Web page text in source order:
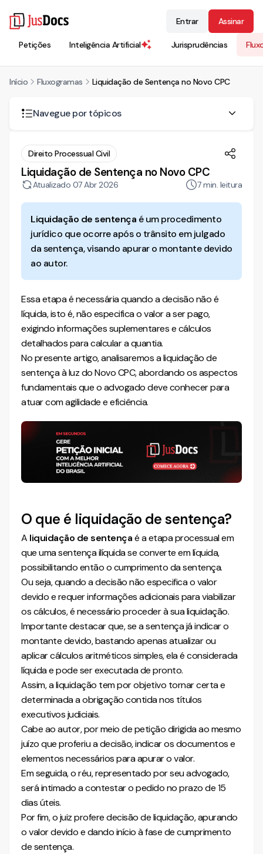
Petições Inteligência Artificial Jurisprudências
Entrar Assinar
Início Fluxogramas Liquidação de Sentença no Novo CPC
Navegue por tópicos
O que é liquidação de sentença?
Como funciona a liquidação de sentença?
Qual o recurso cabível da liquidação de sentença?
Quando a sentença é líquida?
Quando a sentença é ilíquida?
É preciso a liquidação de sentença para promover o
Quem pode propor a liquidação de sentença?
Quais as modalidades de liquidação de sentença?
Liquidação por Arbitramento
Liquidação pelo Procedimento Comum (Liquidação por
Artigos)
Qual o prazo para liquidação de sentença?
São devidos honorários na fase de liquidação de
sentença?
Tudo o que o advogado precisa saber sobre liquidação de
sentença no Novo CPC
O que é liquidação de sentença?
Quando a sentença é líquida?
Quando a sentença é ilíquida?
É sempre necessário liquidar a sentença antes do
cumprimento de sentença?
Qual é a previsão legal da liquidação de sentença no
CPC?
O que diz o art. 509 do CPC sobre liquidação de
sentença?
Quem pode propor a liquidação de sentença?
Em que autos a liquidação de sentença é
processada?
É possível liquidar a sentença antes do trânsito em
julgado?
Quais são as modalidades de liquidação de
sentença?
O que é liquidação por arbitramento?
Quando cabe liquidação por arbitramento?
O que é liquidação pelo procedimento comum?
Liquidação por artigos ainda existe no Novo CPC?
Como funciona a liquidação de sentença por
arbitramento?
Como funciona a liquidação de sentença pelo
procedimento comum?
O devedor é intimado na liquidação de sentença?
Qual é o prazo para manifestação do réu na
liquidação de sentença?
Direito Processual Civil
Liquidação de Sentença no Novo CPC
Atualizado 07 Abr 2026 7min. leitura
Liquidação de sentença é um procedimento
jurídico que ocorre após o trânsito em julgado
da sentença, visando apurar o montante devido
ao autor.
Essa etapa é necessária quando a decisão não é
líquida, isto é, não especifica o valor a ser pago,
exigindo informações suplementares e cálculos
detalhados para calcular a quantia.
No presente artigo, analisaremos a liquidação de
sentença à luz do Novo CPC, abordando os aspectos
fundamentais que o advogado deve conhecer para
atuar com agilidade e eficiência.
O que é liquidação de sentença?
A liquidação de sentençaé a etapa processual em
que uma sentença ilíquida se converte em líquida,
possibilitando então o cumprimento da sentença.
Ou seja, quando a decisão não especifica o valor
devido e requer informações adicionais para viabilizar
os cálculos, é necessário proceder à sua liquidação.
Importante destacar que, se a sentença já indicar o
montante devido, bastando apenas atualizar ou
aplicar cálculos aritméticos simples, ela é considerada
líquida e pode ser executada de pronto.
Assim, a liquidação tem por objetivo tornar certa e
determinada a obrigação contida nos títulos
executivos judiciais.
Cabe ao autor, por meio de petição dirigida ao mesmo
juízo que proferiu a decisão, indicar os documentos e
elementos necessários para apurar o valor.
Em seguida, o réu, representado por seu advogado,
será intimado a contestar o pedido no prazo de 15
dias úteis.
Por fim, o juiz profere decisão de liquidação, apurando
o valor devido e dando início à fase de cumprimento
de sentença.